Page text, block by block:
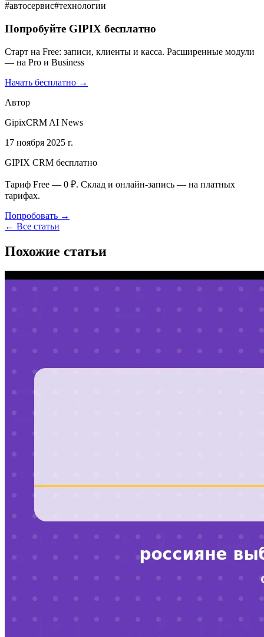
#автосервис#технологии
Попробуйте GIPIX бесплатно
Старт на Free: записи, клиенты и касса. Расширенные модули
— на Pro и Business
Начать бесплатно →
Автор
GipixCRM AI News
17 ноября 2025 г.
GIPIX CRM бесплатно
Тариф Free — 0 ₽. Склад и онлайн-запись — на платных
тарифах.
Попробовать →
← Все статьи
Похожие статьи